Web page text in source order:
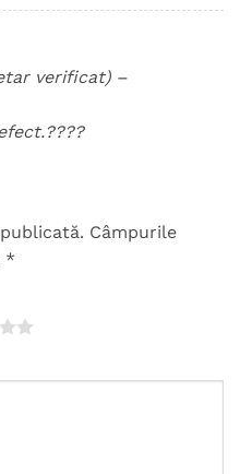
verificat) –
Câmpurile
*